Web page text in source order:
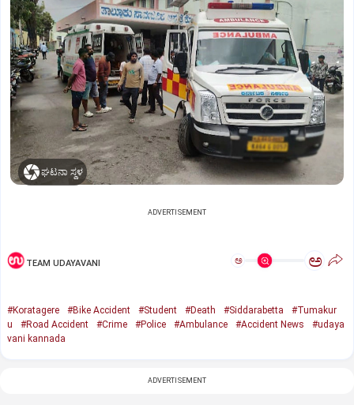
ಘಟನಾ ಸ್ಥಳ
ADVERTISEMENT
TEAM UDAYAVANI ಅ ಅ
#Koratagere #Bike Accident #Student #Death #Siddarabetta
#Tumakur
u
#Road Accident #Crime #Police #Ambulance #Accident News
#udaya
vani kannada
ADVERTISEMENT